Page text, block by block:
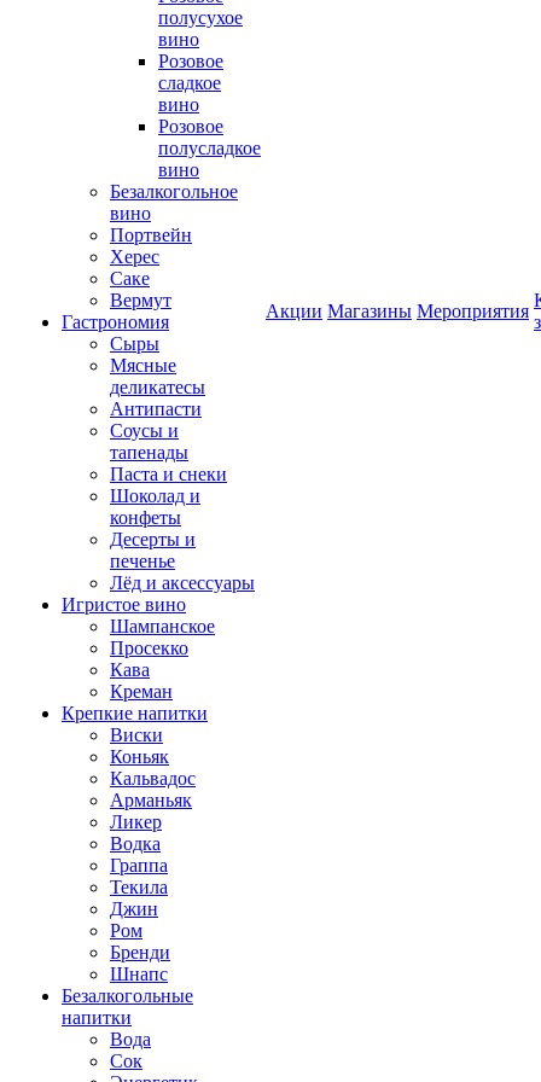
полусухое
вино
Розовое
сладкое
вино
Розовое
полусладкое
вино
Безалкогольное
вино
Портвейн
Херес
Саке
Вермут
Гастрономия
Сыры
Мясные
деликатесы
Антипасти
Соусы и
тапенады
Паста и снеки
Шоколад и
конфеты
Десерты и
печенье
Лёд и аксессуары
Игристое вино
Шампанское
Просекко
Кава
Креман
Крепкие напитки
Виски
Коньяк
Кальвадос
Арманьяк
Ликер
Водка
Граппа
Текила
Джин
Ром
Бренди
Шнапс
Безалкогольные
напитки
Вода
Сок
Акции Магазины Мероприятия